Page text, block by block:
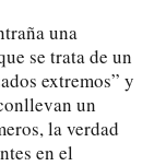
una
se trata de un
extremos” y
un
la verdad
en el